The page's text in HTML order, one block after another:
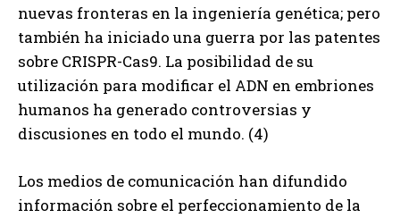
nuevas fronteras en la ingeniería genética; pero
también ha iniciado una guerra por las patentes
sobre CRISPR-Cas9. La posibilidad de su
utilización para modificar el ADN en embriones
humanos ha generado controversias y
discusiones en todo el mundo. (4)
Los medios de comunicación han difundido
información sobre el perfeccionamiento de la